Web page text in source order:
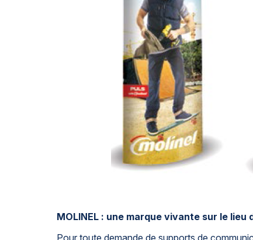
MOLINEL : une marque vivante sur le lieu